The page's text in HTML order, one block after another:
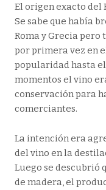
El origen exacto del
Se sabe que había
Roma y Grecia pero
por primera vez en
popularidad hasta el
momentos el vino
conservación para
comerciantes.
La intención era
del vino en la
Luego se descubrió
de madera, el